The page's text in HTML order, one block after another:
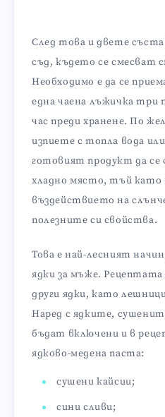
След това и двете
съд, където се смесват
Необходимо е да се
една чаена лъжичка три
час преди хранене. По
изпиете с топла вода
готовият продукт да се
хладно място, тъй като
въздействието на
полезните си свойства.
Това е най-лесният
ядки за мъже. Рецептата
други ядки, като
Наред с ядките,
бъдат включени и в
ядково-медена паста:
сушени кайсии;
сини сливи;